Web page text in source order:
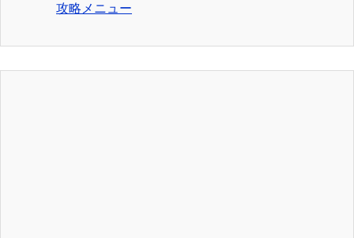
攻略メニュー